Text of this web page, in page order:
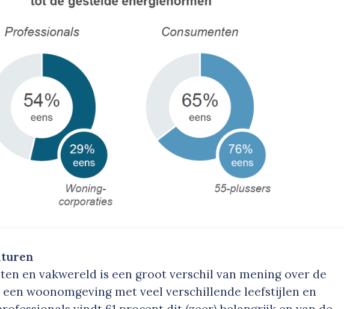
en vakwereld is een groot verschil van mening over de
woonomgeving met veel verschillende leefstijlen en